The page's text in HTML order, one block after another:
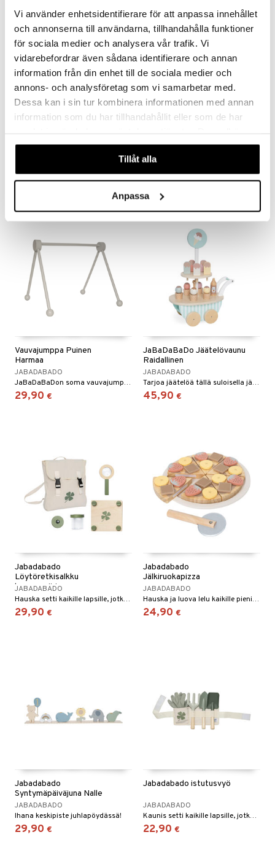
Vi använder enhetsidentifierare för att anpassa innehållet
och annonserna till användarna, tillhandahålla funktioner
för sociala medier och analysera vår trafik. Vi
vidarebefordrar även sådana identifierare och annan
information från din enhet till de sociala medier och
annons- och analysföretag som vi samarbetar med.
Dessa kan i sin tur kombinera informationen med annan
information som du har tillhandahållit eller som de har
våra cookies vid fortsatt användande av vår webbplats.
Tillåt alla
Anpassa
autoin Teddy
24,90 €
Luonnonvärinen
JABADABADO
34,90 €
Vauvajumppa Puinen
Harmaa
JABADABADO
JaBaDaBaDon soma vauvajumppa tarjoaa lapselle ihania leikkihetkiä.
29,90 €
JaBaDaBaDo Jäätelövaunu
Raidallinen
JABADABADO
Tarjoa jäätelöä tällä suloisella jäätelövaunulla!
45,90 €
Jabadabado
Löytöretkisalkku
luonnonväri
JABADABADO
Hauska setti kaikille lapsille, jotka tykkäävät tutkia luontoa!
29,90 €
Jabadabado
Jälkiruokapizza
JABADABADO
Hauska ja luova lelu kaikille pienille ruoan ystäville.
24,90 €
Jabadabado
Syntymäpäiväjuna Nalle
JABADABADO
Ihana keskipiste juhlapöydässä!
29,90 €
Jabadabado istutusvyö
JABADABADO
Kaunis setti kaikille lapsille, jotka haluavat olla mukana puutarhassa!
22,90 €